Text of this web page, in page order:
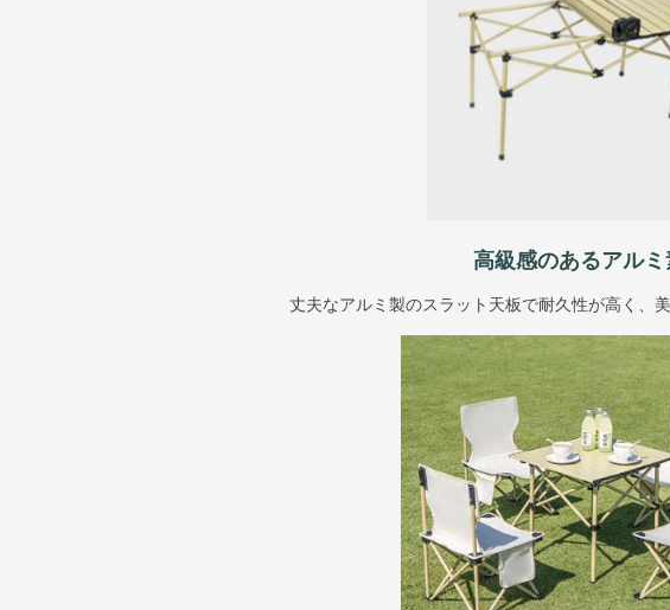
高級感のあるアルミ
丈夫なアルミ製のスラット天板で耐久性が高く、